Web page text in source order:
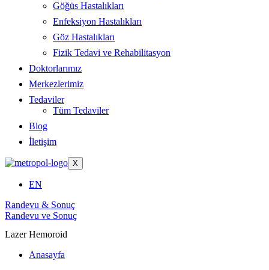
Göğüs Hastalıkları
Enfeksiyon Hastalıkları
Göz Hastalıkları
Fizik Tedavi ve Rehabilitasyon
Doktorlarımız
Merkezlerimiz
Tedaviler
Tüm Tedaviler
Blog
İletişim
X
EN
Randevu & Sonuç
Randevu ve Sonuç
Lazer Hemoroid
Anasayfa